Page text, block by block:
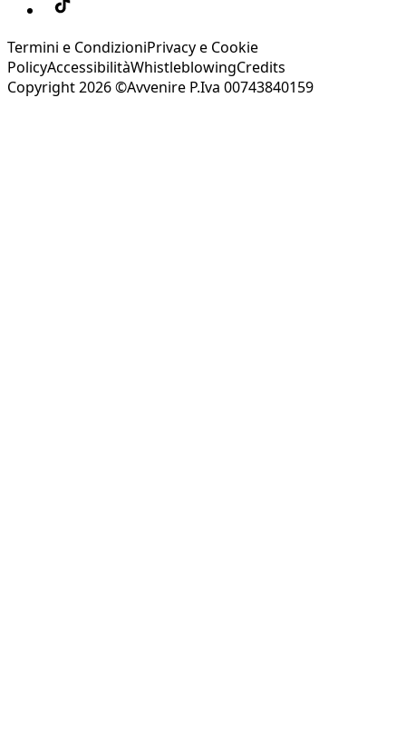
Termini e CondizioniPrivacy e Cookie
PolicyAccessibilitàWhistleblowingCredits
Copyright 2026 ©Avvenire P.Iva 00743840159